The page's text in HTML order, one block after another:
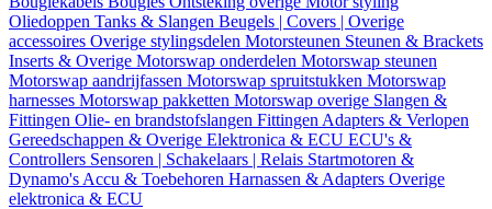
Oliedoppen Tanks & Slangen Beugels | Covers | Overige
accessoires Overige stylingsdelen Motorsteunen Steunen & Brackets
Inserts & Overige Motorswap onderdelen Motorswap steunen
Motorswap aandrijfassen Motorswap spruitstukken Motorswap
harnesses Motorswap pakketten Motorswap overige Slangen &
Fittingen Olie- en brandstofslangen Fittingen Adapters & Verlopen
Gereedschappen & Overige Elektronica & ECU ECU's &
Controllers Sensoren | Schakelaars | Relais Startmotoren &
Dynamo's Accu & Toebehoren Harnassen & Adapters Overige
elektronica & ECU